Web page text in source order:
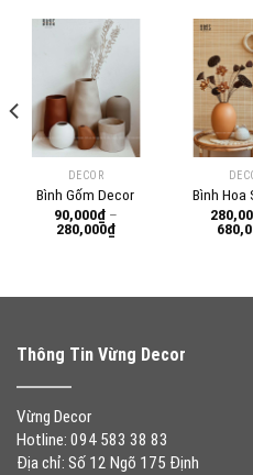
DECOR
Bình Gốm Decor
90,000₫ –
280,000₫Khoảng
giá:
280,000₫
Bình Hoa
Thông Tin Vừng Decor
Vừng Decor
Hotline: 094 583 38 83
Địa chỉ: Số 12 Ngõ 175 Định